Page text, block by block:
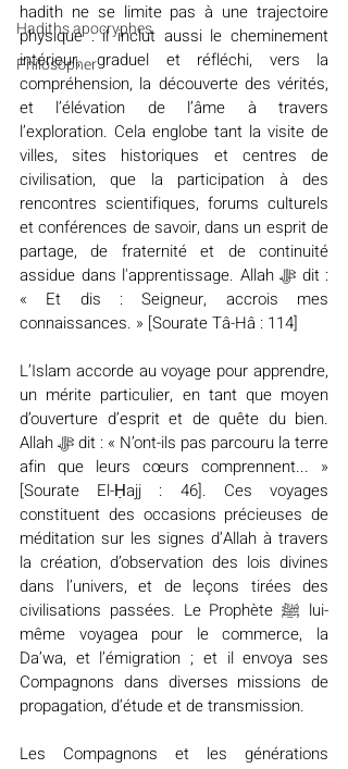
Hadiths apocryphes
Philosopher
hadith ne se limite pas à une trajectoire
physique : il inclut aussi le cheminement
intérieur, graduel et réfléchi, vers la
compréhension, la découverte des vérités,
et l’élévation de l’âme à travers
l’exploration. Cela englobe tant la visite de
villes, sites historiques et centres de
civilisation, que la participation à des
rencontres scientifiques, forums culturels
et conférences de savoir, dans un esprit de
partage, de fraternité et de continuité
assidue dans l'apprentissage. Allah ﷻ dit :
« Et dis : Seigneur, accrois mes
connaissances. » [Sourate Tâ-Hâ : 114]
L’Islam accorde au voyage pour apprendre,
un mérite particulier, en tant que moyen
d’ouverture d’esprit et de quête du bien.
Allah ﷻ dit : « N’ont-ils pas parcouru la terre
afin que leurs cœurs comprennent... »
[Sourate El-Ḥajj : 46]. Ces voyages
constituent des occasions précieuses de
méditation sur les signes d’Allah à travers
la création, d’observation des lois divines
dans l’univers, et de leçons tirées des
civilisations passées. Le Prophète ﷺ lui-
même voyagea pour le commerce, la
Da’wa, et l’émigration ; et il envoya ses
Compagnons dans diverses missions de
propagation, d’étude et de transmission.
Les Compagnons et les générations